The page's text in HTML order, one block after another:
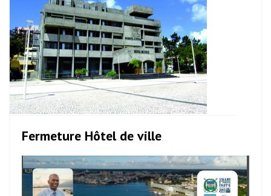
Fermeture Hôtel de ville